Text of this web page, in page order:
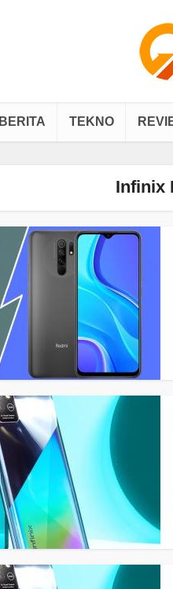
BERITA TEKNO
Infinix